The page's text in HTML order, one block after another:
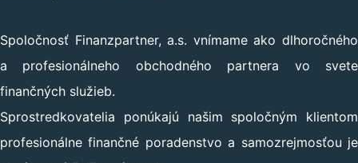
Spoločnosť Finanzpartner, a.s. vnímame ako dlhoročného
a profesionálneho obchodného partnera vo svete
finančných služieb.
Sprostredkovatelia ponúkajú našim spoločným klientom
profesionálne finančné poradenstvo a samozrejmosťou je